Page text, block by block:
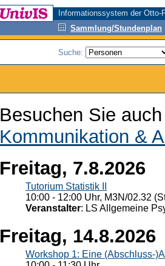
Informationssystem der
Sammlung/Stundenplan
Suche:
Besuchen Sie
Kommunikation &
Freitag, 7.8.2026
Tutorium Statistik II
10:00 - 12:00 Uhr, M3N/02.32
Veranstalter: LS Allgemeine
Freitag, 14.8.2026
Workshop 1: Eine (Abschluss-